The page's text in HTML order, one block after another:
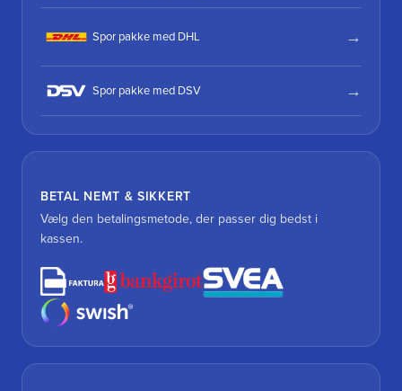
Spor pakke med DHL
Spor pakke med DSV
BETAL NEMT & SIKKERT
Vælg den betalingsmetode, der passer dig bedst i
kassen.